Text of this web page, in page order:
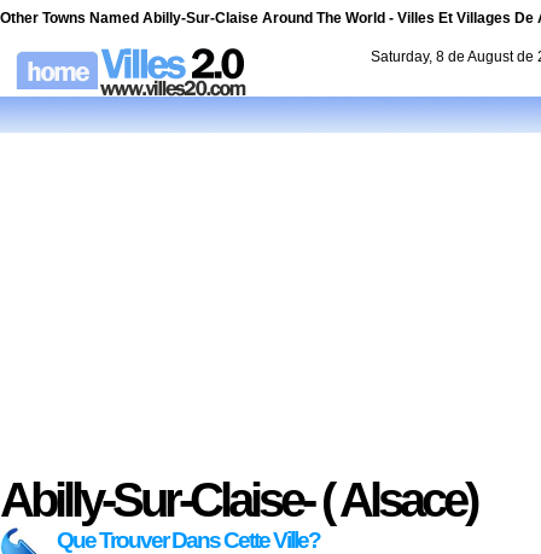
Other Towns Named Abilly-Sur-Claise Around The World - Villes Et Villages De
Saturday, 8 de August de
Abilly-Sur-Claise- ( Alsace)
Que Trouver Dans Cette Ville?